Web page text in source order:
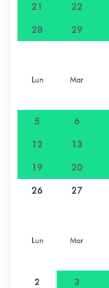
21 22
28 29
Lun Mar
5 6
12 13
19 20
26 27
Lun Mar
2 3